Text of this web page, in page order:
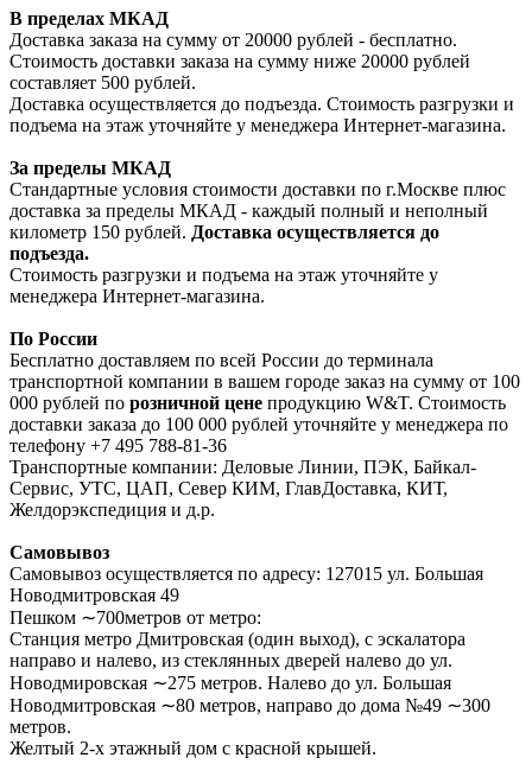
В пределах МКАД
Доставка заказа на сумму от 20000 рублей - бесплатно.
Стоимость доставки заказа на сумму ниже 20000 рублей
составляет 500 рублей.
Доставка осуществляется до подъезда. Стоимость разгрузки и
подъема на этаж уточняйте у менеджера Интернет-магазина.
За пределы МКАД
Стандартные условия стоимости доставки по г.Москве плюс
доставка за пределы МКАД - каждый полный и неполный
километр 150 рублей. Доставка осуществляется до
подъезда.
Стоимость разгрузки и подъема на этаж уточняйте у
менеджера Интернет-магазина.
По России
Бесплатно доставляем по всей России до терминала
транспортной компании в вашем городе заказ на сумму от 100
000 рублей по розничной цене продукцию W&T. Стоимость
доставки заказа до 100 000 рублей уточняйте у менеджера по
телефону +7 495 788-81-36
Транспортные компании: Деловые Линии, ПЭК, Байкал-
Сервис, УТС, ЦАП, Север КИМ, ГлавДоставка, КИТ,
Желдорэкспедиция и д.р.
Самовывоз
Самовывоз осуществляется по адресу: 127015 ул. Большая
Новодмитровская 49
Пешком ∼700метров от метро:
Станция метро Дмитровская (один выход), с эскалатора
направо и налево, из стеклянных дверей налево до ул.
Новодмировская ∼275 метров. Налево до ул. Большая
Новодмитровская ∼80 метров, направо до дома №49 ∼300
метров.
Желтый 2-х этажный дом с красной крышей.